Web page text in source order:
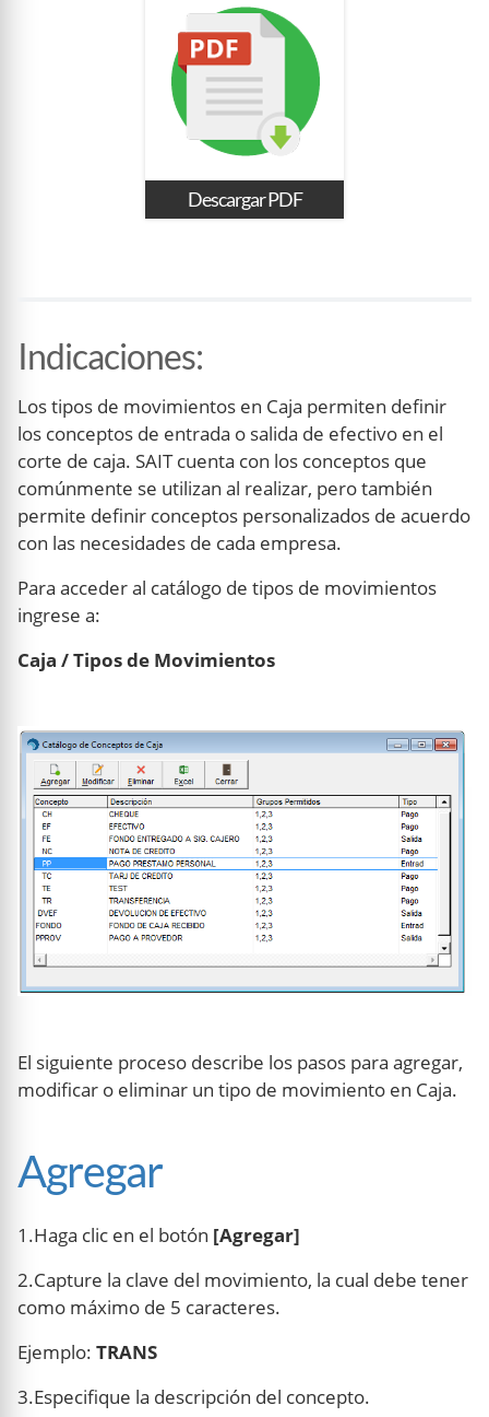
Descargar PDF
Indicaciones:
Los tipos de movimientos en Caja permiten definir
los conceptos de entrada o salida de efectivo en el
corte de caja. SAIT cuenta con los conceptos que
comúnmente se utilizan al realizar, pero también
permite definir conceptos personalizados de acuerdo
con las necesidades de cada empresa.
Para acceder al catálogo de tipos de movimientos
ingrese a:
Caja / Tipos de Movimientos
El siguiente proceso describe los pasos para agregar,
modificar o eliminar un tipo de movimiento en Caja.
Agregar
1.Haga clic en el botón [Agregar]
2.Capture la clave del movimiento, la cual debe tener
como máximo de 5 caracteres.
Ejemplo: TRANS
3.Especifique la descripción del concepto.